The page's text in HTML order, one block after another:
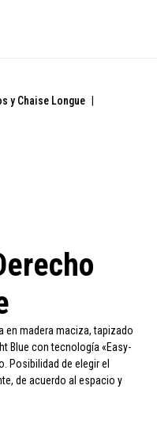
y Chaise Longue |
en madera maciza, tapizado
Blue con tecnología «Easy-
Posibilidad de elegir el
de acuerdo al espacio y